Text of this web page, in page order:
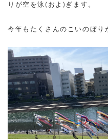
りが空を泳 ( およ ) ぎます。
今年もたくさんのこいのぼり